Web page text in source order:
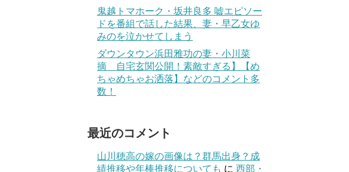
鬼越トマホーク・坂井良多 嘘エピソー
ドを番組で話した結果、妻・早乙女ゆ
みのを泣かせてしまう
ダウンタウン浜田雅功の妻・小川菜
摘 自宅玄関公開！素敵すぎる】【め
ちゃめちゃお洒落】などのコメント多
数！
最近のコメント
山川穂高の嫁の画像は？群馬出身？成
績推移や年棒推移についても に 西部・